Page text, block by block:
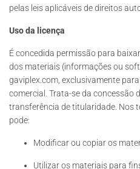
pelas leis aplicáveis de direitos
Uso da licença
É concedida permissão para
dos materiais (informações ou
gaviplex.com, exclusivamente
comercial. Trata-se da concessão
transferência de titularidade. Nos
pode:
Modificar ou copiar os
Utilizar os materiais para